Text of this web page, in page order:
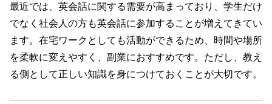
最近では、英会話に関する需要が高まっており、学生だけ
でなく社会人の方も英会話に参加することが増えてきてい
ます。在宅ワークとしても活動ができるため、時間や場所
を柔軟に変えやすく、副業におすすめです。ただし、教え
る側として正しい知識を身につけておくことが大切です。